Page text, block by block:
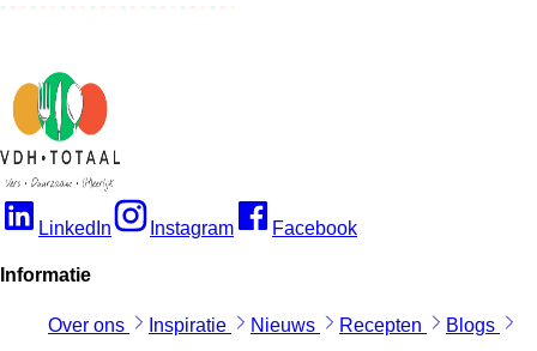
LinkedIn Instagram Facebook
Informatie
Over ons Inspiratie Nieuws Recepten Blogs